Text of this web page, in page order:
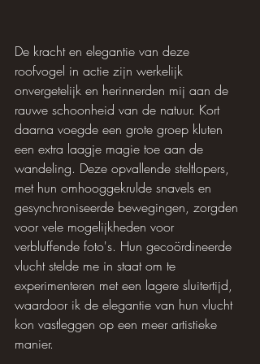
De kracht en elegantie van deze
roofvogel in actie zijn werkelijk
onvergetelijk en herinnerden mij aan de
rauwe schoonheid van de natuur. Kort
daarna voegde een grote groep kluten
een extra laagje magie toe aan de
wandeling. Deze opvallende steltlopers,
met hun omhooggekrulde snavels en
gesynchroniseerde bewegingen, zorgden
voor vele mogelijkheden voor
verbluffende foto's. Hun gecoördineerde
vlucht stelde me in staat om te
experimenteren met een lagere sluitertijd,
waardoor ik de elegantie van hun vlucht
kon vastleggen op een meer artistieke
manier.